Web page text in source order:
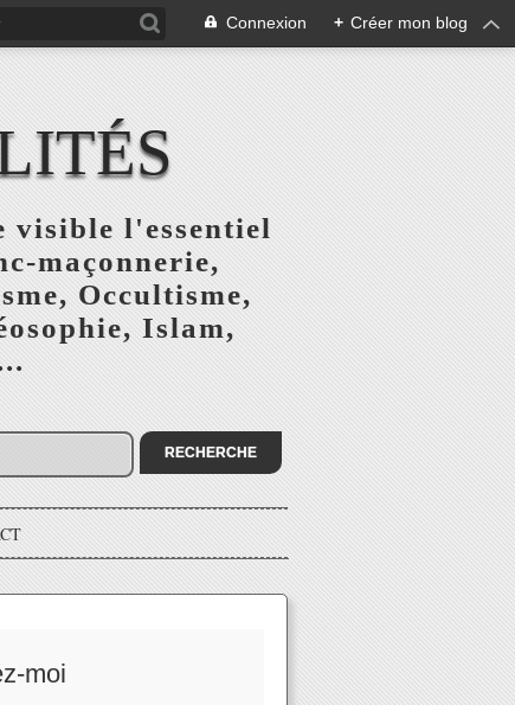
Connexion + Créer mon blog
visible l'essentiel
maçonnerie,
Occultisme,
Islam,
moi